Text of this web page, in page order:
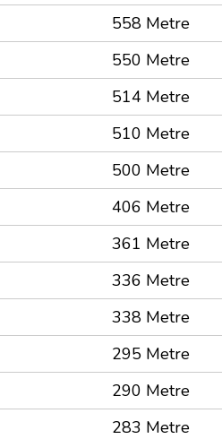
558 Metre
550 Metre
514 Metre
510 Metre
500 Metre
406 Metre
361 Metre
336 Metre
338 Metre
295 Metre
290 Metre
283 Metre